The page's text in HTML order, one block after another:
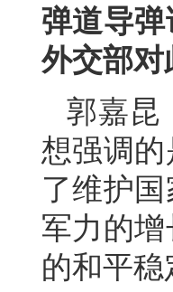
弹道导
外交部对
郭嘉昆
想强调
了维护
军力的
的和平稳